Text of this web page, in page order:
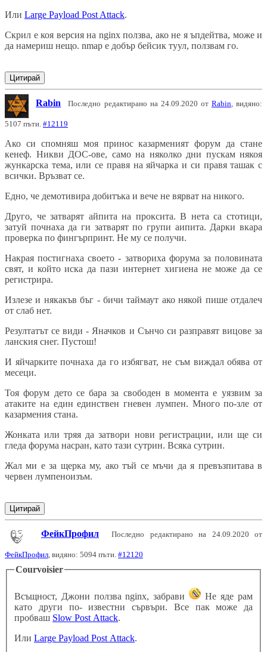
Или Large Payload Post Attack.
Скрил е коя версия на nginx ползва, ако не я ъпдейтва, може и
да намериш нещо. nmap е добър бейсик туул, ползвам го.
Цитирай
Rabin Последно редактирано на 24.09.2020 от Rabin , видяно:
5107 пъти. #12119
Ако си спомняш моя принос казарменият форум да стане
кенеф. Никви ДОС-ове, само на няколко дни пускам някоя
жункарска тема, или се правя на яйчарка и си правя ташак с
всички. Връзват се.
Едно, че демотивира добитъка и вече не вярват на никого.
Друго, че затварят айпита на проксита. В нета са стотици,
затуй почнаха да ги затварят по групи аипита. Дарки вкара
проверка по фингърпринт. Не му се получи.
Накрая постигнаха своето - затвориха форума за половината
свят, и който иска да пази интернет хигиена не може да се
регистрира.
Излезе и някакъв бъг - бичи таймаут ако някой пише отдалеч
от слаб нет.
Резултатът се види - Яначков и Сънчо си разправят вицове за
ланския снег. Пустош!
И яйчарките почнаха да го избягват, не съм виждал обява от
месеци.
Тоя форум дето се бара за свободен в момента е уязвим за
атаките на един единствен гневен лумпен. Много по-зле от
казармения стана.
Жонката или тряя да затвори нови регистрации, или ще си
гледа форума насран, като тази сутрин. Всяка сутрин.
Жал ми е за щерка му, ако тъй се мъчи да я превъзпитава в
червен лумпеноизъм.
Цитирай
ФейкПрофил Последно редактирано на 24.09.2020 от
ФейкПрофил , видяно: 5094 пъти. #12120
Courvoisier
Всъщност, Джони ползва nginx, забрави
Не яде рам
като други по- известни сървъри. Все пак може да
пробваш Slow Post Attack.
Или Large Payload Post Attack.